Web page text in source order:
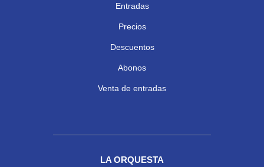
Entradas
Precios
Descuentos
Abonos
Venta de entradas
LA ORQUESTA